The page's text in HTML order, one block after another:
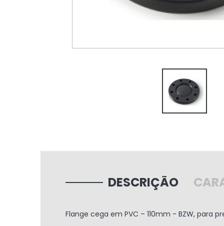
DESCRIÇÃO
Flange cega em PVC – 110mm - BZW, para